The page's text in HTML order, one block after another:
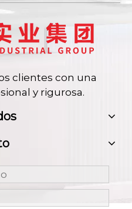
clientes con una
y rigurosa.